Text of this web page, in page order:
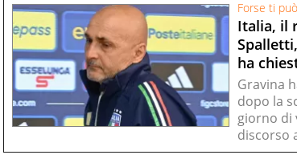
Forse ti
Italia, il
ha
Gravina
dopo la
giorno di
discorso